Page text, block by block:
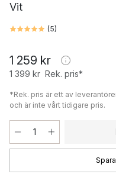
Vit
(5)
1 259 kr
1 399 kr Rek. pris*
*Rek. pris är ett av
och är inte vårt tidigare pris.